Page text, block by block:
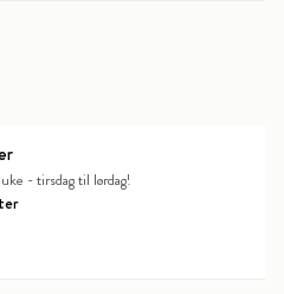
- tirsdag til lørdag!